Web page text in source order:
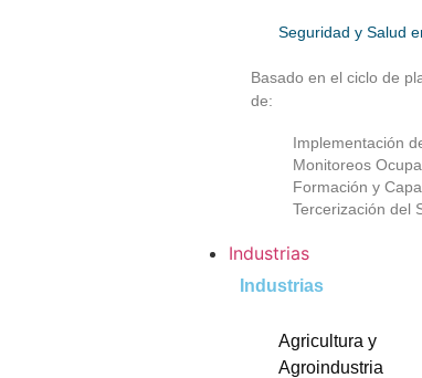
Seguridad y Salud
Basado en el ciclo de
de:
Implementación
Monitoreos
Formación y
Tercerización del
Industrias
Industrias
Agricultura y
Agroindustria